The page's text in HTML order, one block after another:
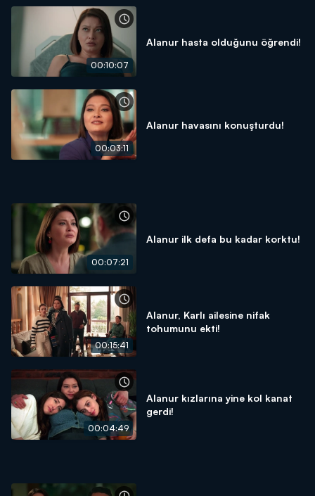
00:10:07
Alanur hasta olduğunu öğrendi!
00:03:11
Alanur havasını konuşturdu!
00:07:21
Alanur ilk defa bu kadar korktu!
00:15:41
Alanur, Karlı ailesine nifak
tohumunu ekti!
00:04:49
Alanur kızlarına yine kol kanat
gerdi!